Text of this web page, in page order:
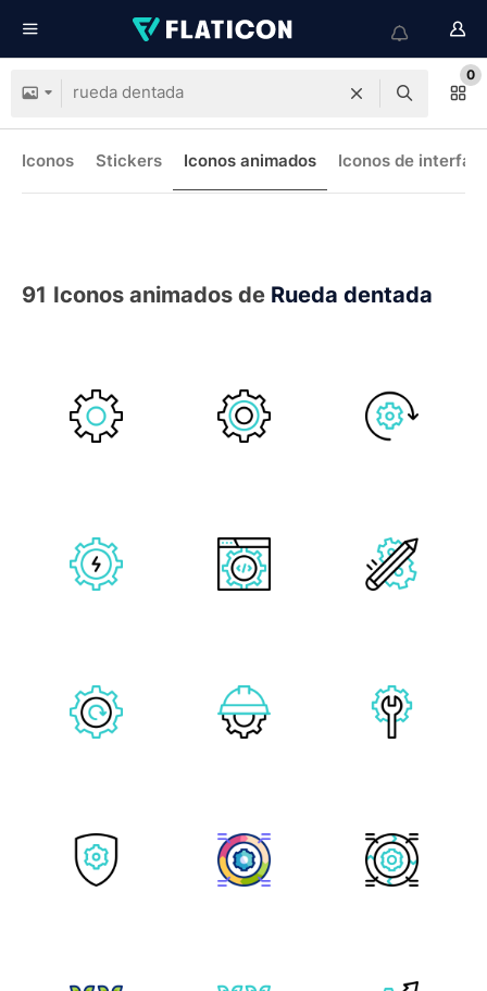
0
Iconos Stickers Iconos animados Iconos de interfaz
91 Iconos animados de Rueda dentada